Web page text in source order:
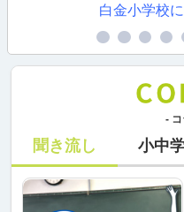
白金小学校
-
聞き流し 小中